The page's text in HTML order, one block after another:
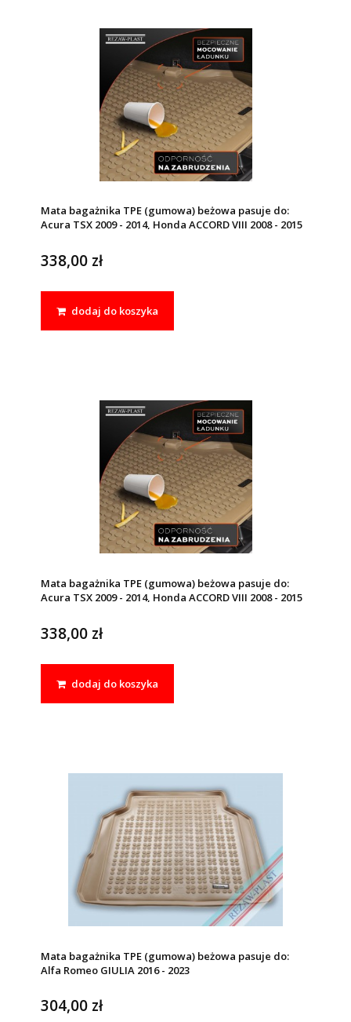
Mata bagażnika TPE (gumowa) beżowa pasuje do:
Acura TSX 2009 - 2014, Honda ACCORD VIII 2008 - 2015
338,00 zł
dodaj do koszyka
Mata bagażnika TPE (gumowa) beżowa pasuje do:
Acura TSX 2009 - 2014, Honda ACCORD VIII 2008 - 2015
338,00 zł
dodaj do koszyka
Mata bagażnika TPE (gumowa) beżowa pasuje do:
Alfa Romeo GIULIA 2016 - 2023
304,00 zł